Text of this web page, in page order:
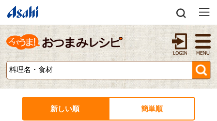
新しい順 簡単順